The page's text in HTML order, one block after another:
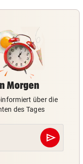
Morgen
über die
des Tages
send
Abschicken